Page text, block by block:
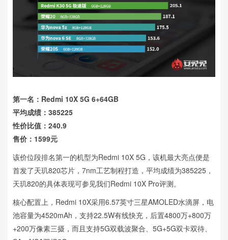
第一名：Redmi 10X 5G 6+64GB
平均成绩：385225
性价比值：240.9
售价：1599元
该价位段排名第一的机型为Redmi 10X 5G，该机最大亮点便是
首发了天玑820芯片，7nm工艺制程打造，平均成绩为385225，
天玑820的具体表现可参见我们Redmi 10X Pro评测。
核心配置上，Redmi 10X采用6.57英寸三星AMOLED水滴屏，电
池容量为4520mAh，支持22.5W有线快充，后置4800万+800万
+200万像素三摄，而且支持5G双载波聚合、5G+5G双卡双待、